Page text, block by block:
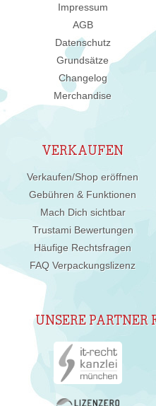
Impressum
AGB
Datenschutz
Grundsätze
Changelog
Merchandise
VERKAUFEN
Verkaufen/Shop eröffnen
Gebühren & Funktionen
Mach Dich sichtbar
Trustami Bewertungen
Häufige Rechtsfragen
FAQ Verpackungslizenz
UNSERE PARTNER